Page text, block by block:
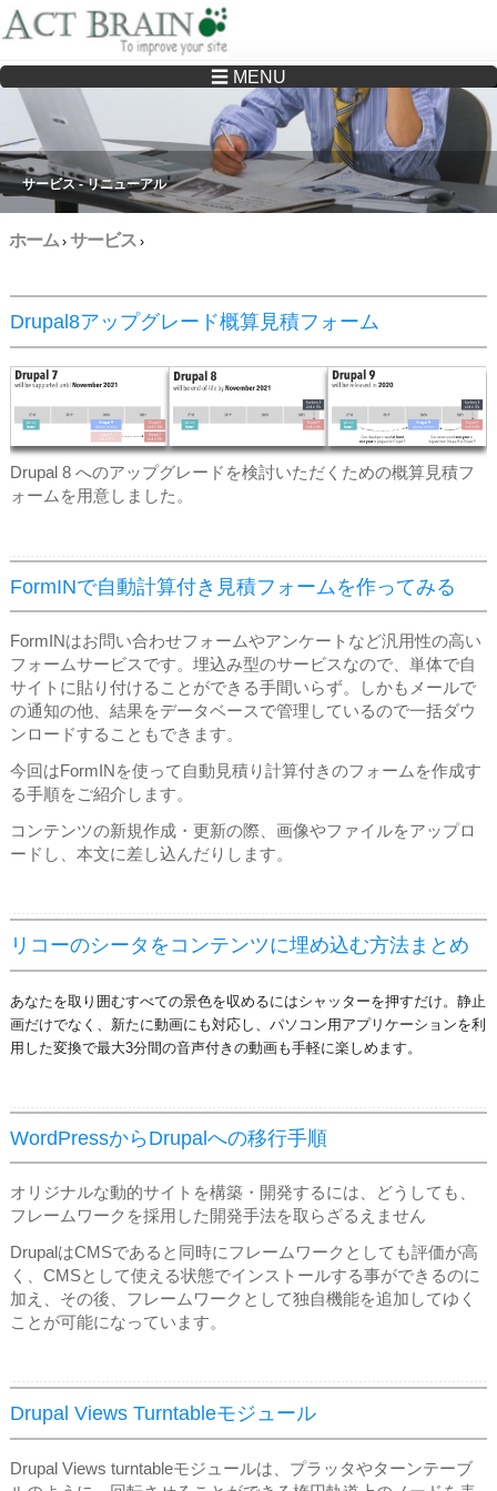
Drupalサイトの制作・保守をどこに頼んでいいか分からない方へ…まずはご相談く
ださい
☰ MENU
サービス - リニューアル
ホーム› サービス ›
Drupal8アップグレード概算見積フォーム
Drupal 8 へのアップグレードを検討いただくための概算見積フ
ォームを用意しました。
FormINで自動計算付き見積フォームを作ってみる
FormINはお問い合わせフォームやアンケートなど汎用性の高い
フォームサービスです。埋込み型のサービスなので、単体で自
サイトに貼り付けることができる手間いらず。しかもメールで
の通知の他、結果をデータベースで管理しているので一括ダウ
ンロードすることもできます。
今回はFormINを使って自動見積り計算付きのフォームを作成す
る手順をご紹介します。
コンテンツの新規作成・更新の際、画像やファイルをアップロ
ードし、本文に差し込んだりします。
リコーのシータをコンテンツに埋め込む方法まとめ
あなたを取り囲むすべての景色を収めるにはシャッターを押すだけ。 静止
画だけでなく、新たに動画にも対応し、パソコン用アプリケーションを利
用した変換で最大3分間の音声付きの動画も手軽に楽しめます。
WordPressからDrupalへの移行手順
オリジナルな動的サイトを構築・開発するには、どうしても、
フレームワークを採用した開発手法を取らざるえません
DrupalはCMSであると同時にフレームワークとしても評価が高
く、CMSとして使える状態でインストールする事ができるのに
加え、その後、フレームワークとして独自機能を追加してゆく
ことが可能になっています。
Drupal Views Turntableモジュール
Drupal Views turntableモジュールは、プラッタやターンテーブ